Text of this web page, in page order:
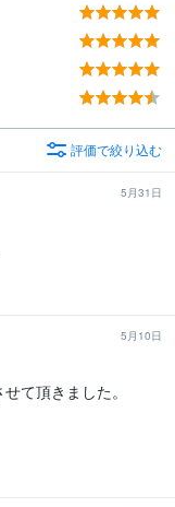
評価で絞り込む
5月31日
5月10日
て頂きました。